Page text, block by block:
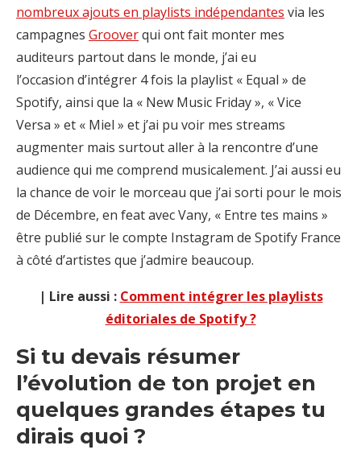
nombreux ajouts en playlists indépendantes via les
campagnes Grooverqui ont fait monter mes
auditeurs partout dans le monde, j’ai eu
l’occasion d’intégrer 4 fois la playlist « Equal » de
Spotify, ainsi que la « New Music Friday », « Vice
Versa » et « Miel » et j’ai pu voir mes streams
augmenter mais surtout aller à la rencontre d’une
audience qui me comprend musicalement. J’ai aussi eu
la chance de voir le morceau que j’ai sorti pour le mois
de Décembre, en feat avec Vany, « Entre tes mains »
être publié sur le compte Instagram de Spotify France
à côté d’artistes que j’admire beaucoup.
| Lire aussi : Comment intégrer les playlists
éditoriales de Spotify ?
Si tu devais résumer
l’évolution de ton projet en
quelques grandes étapes tu
dirais quoi ?